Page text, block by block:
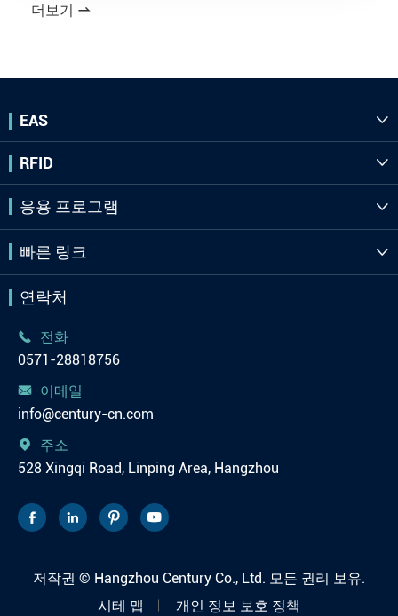
더보기 
EAS 
RFID 
응용 프로그램 
빠른 링크 
연락처

전화
0571-28818756

이메일
info@century-cn.com

주소
528 Xingqi Road, Linping Area, Hangzhou
   
저작권 © Hangzhou Century Co., Ltd. 모든 권리 보유.
시테 맵
개인 정보 보호 정책